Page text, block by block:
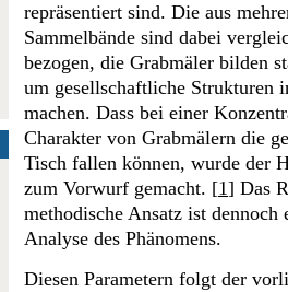
repräsentiert sind. Die aus
Sammelbände sind dabei
bezogen, die Grabmäler bilden
um gesellschaftliche Strukturen
machen. Dass bei einer
Charakter von Grabmälern die
Tisch fallen können, wurde der
zum Vorwurf gemacht. [1] Das
methodische Ansatz ist
Analyse des Phänomens.
Diesen Parametern folgt der